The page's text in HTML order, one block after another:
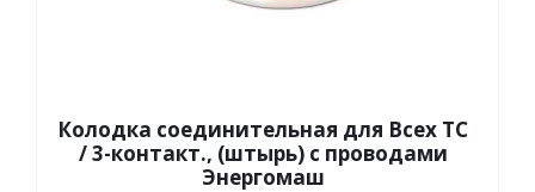
Колодка соединительная для Всех ТС
/ 3-контакт., (штырь) с проводами
Энергомаш